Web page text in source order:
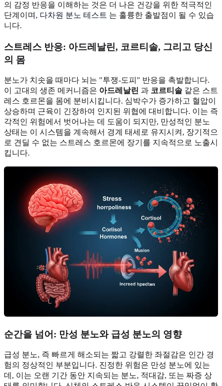
의 감정 반응을 이해하는 것은 더 나은 건강을 위한 적극적인
단계이며, 다차원 분노 테스트 는 훌륭한 출발점이 될 수 있습
니다.
스트레스 반응: 아드레날린, 코르티솔, 그리고 당신
의 몸
분노가 치솟을 때마다 뇌는 "투쟁-도피" 반응을 촉발합니다.
이 고대의 생존 메커니즘은 아드레날린 과 코르티솔 같은 스트
레스 호르몬을 몸에 분비시킵니다. 심박수가 증가하고 혈압이
상승하며 근육이 긴장하여 인지된 위협에 대비합니다. 이는 즉
각적인 위험에서 벗어나는 데 도움이 되지만, 만성적인 분노
상태는 이 시스템을 계속해서 경계 태세로 유지시켜, 장기적으
로 견딜 수 없는 스트레스 호르몬에 장기를 지속적으로 노출시
킵니다.
순간을 넘어: 만성 분노와 급성 분노의 영향
급성 분노, 즉 빠르게 해소되는 짧고 강렬한 좌절감은 인간 경
험의 정상적인 부분입니다. 진정한 위험은 만성 분노에 있는
데, 이는 오랜 기간 동안 지속되는 분노, 적대감, 또는 짜증 상